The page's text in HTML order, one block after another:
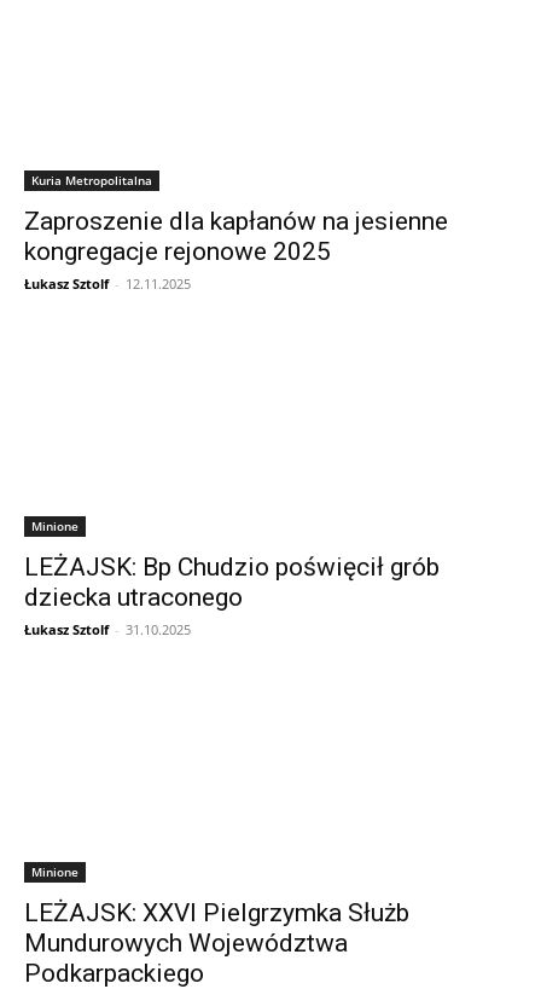
Kuria Metropolitalna
Zaproszenie dla kapłanów na jesienne
kongregacje rejonowe 2025
Łukasz Sztolf - 12.11.2025
Minione
LEŻAJSK: Bp Chudzio poświęcił grób
dziecka utraconego
Łukasz Sztolf - 31.10.2025
Minione
LEŻAJSK: XXVI Pielgrzymka Służb
Mundurowych Województwa
Podkarpackiego